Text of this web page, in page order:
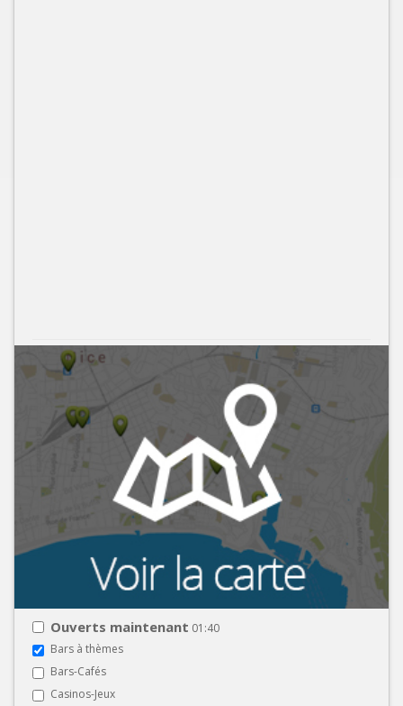
Ouverts maintenant 01:40
Bars à thèmes
Bars-Cafés
Casinos-Jeux